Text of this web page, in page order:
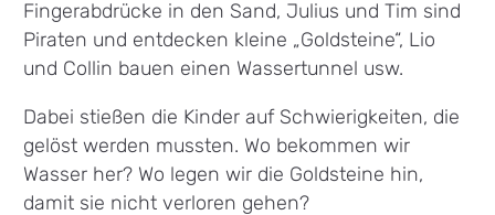
Fingerabdrücke in den Sand, Julius und Tim sind
Piraten und entdecken kleine „Goldsteine“, Lio
und Collin bauen einen Wassertunnel usw.
Dabei stießen die Kinder auf Schwierigkeiten, die
gelöst werden mussten. Wo bekommen wir
Wasser her? Wo legen wir die Goldsteine hin,
damit sie nicht verloren gehen?